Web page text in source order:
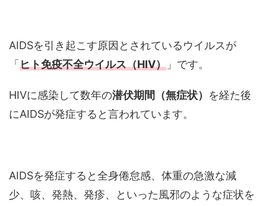
AIDSを引き起こす原因とされているウイルスが
「ヒト免疫不全ウイルス（HIV） 」です。
HIVに感染して数年の潜伏期間（無症状） を経た後
にAIDSが発症すると言われています。
AIDSを発症すると全身倦怠感、体重の急激な減
少、咳、発熱、発疹、といった風邪のような症状を